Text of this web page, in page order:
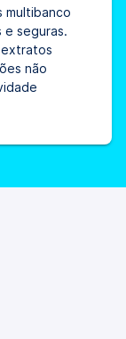
multibanco
e seguras.
não